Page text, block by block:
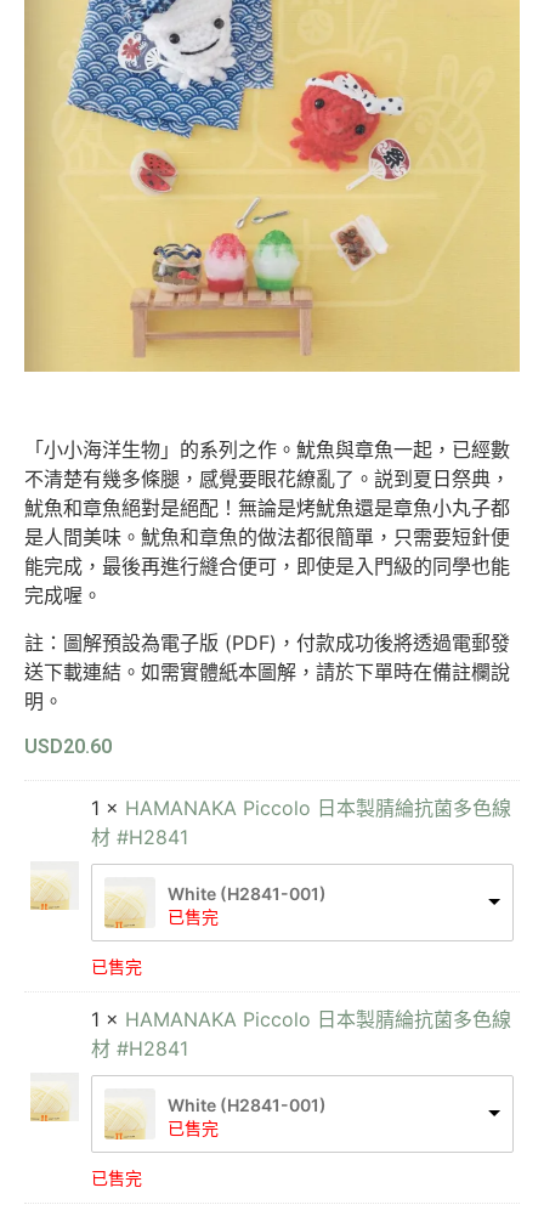
「小小海洋生物」的系列之作。魷魚與章魚一起，已經數
不清楚有幾多條腿，感覺要眼花繚亂了。説到夏日祭典，
魷魚和章魚絕對是絕配！無論是烤魷魚還是章魚小丸子都
是人間美味。魷魚和章魚的做法都很簡單，只需要短針便
能完成，最後再進行縫合便可，即使是入門級的同學也能
完成喔。
註：圖解預設為電子版 (PDF)，付款成功後將透過電郵發
送下載連結。如需實體紙本圖解，請於下單時在備註欄說
明。
USD20.60
1 × HAMANAKA Piccolo 日本製腈綸抗菌多色線
材 #H2841
White (H2841-001)
已售完
已售完
1 × HAMANAKA Piccolo 日本製腈綸抗菌多色線
材 #H2841
White (H2841-001)
已售完
已售完